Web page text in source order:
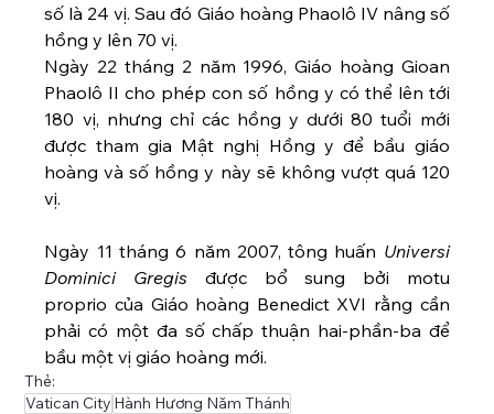
số là 24 vị. Sau đó Giáo hoàng Phaolô IV nâng số
hồng y lên 70 vị.
Ngày 22 tháng 2 năm 1996, Giáo hoàng Gioan
Phaolô II cho phép con số hồng y có thể lên tới
180 vị, nhưng chỉ các hồng y dưới 80 tuổi mới
được tham gia Mật nghị Hồng y để bầu giáo
hoàng và số hồng y này sẽ không vượt quá 120
vị.
Ngày 11 tháng 6 năm 2007, tông huấn Universi
Dominici Gregis được bổ sung bởi motu
proprio của Giáo hoàng Benedict XVI rằng cần
phải có một đa số chấp thuận hai-phần-ba để
bầu một vị giáo hoàng mới.
Thẻ:
Vatican City Hành Hương Năm Thánh